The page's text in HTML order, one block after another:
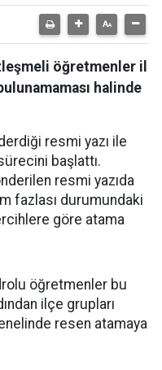
öğretmenler il
halinde
resmi yazı ile
başlattı.
resmi yazıda
fazlası durumundaki
göre atama
öğretmenler bu
ilçe grupları
resen atamaya